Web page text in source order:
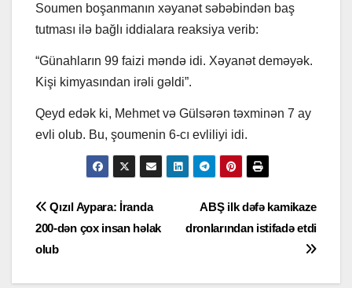
Soumen boşanmanın xəyanət səbəbindən baş
tutması ilə bağlı iddialara reaksiya verib:
“Günahların 99 faizi məndə idi. Xəyanət deməyək.
Kişi kimyasından irəli gəldi”.
Qeyd edək ki, Mehmet və Gülsərən təxminən 7 ay
evli olub. Bu, şoumenin 6-cı evliliyi idi.
Yazı
naviqasiyası
ABŞ ilk dəfə kamikaze
dronlarından istifadə etdi
Qızıl Aypara: İranda
200-dən çox insan həlak
olub